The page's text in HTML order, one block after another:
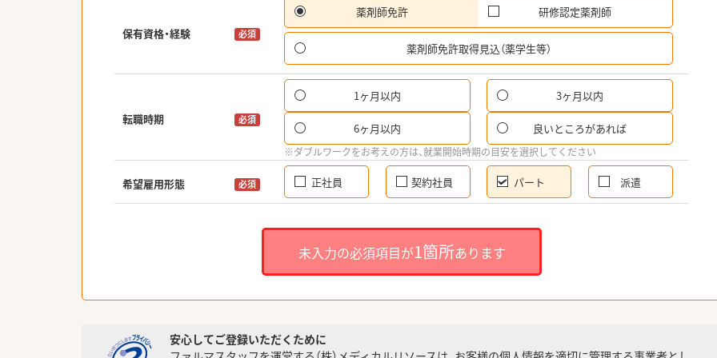
保有資格・経験 必須
薬剤師免許 研修認定薬剤師
薬剤師免許取得見込（薬学生等）
転職時期 必須
1ヶ月以内 3ヶ月以内
6ヶ月以内 良いところがあれば
※ダブルワークをお考えの方は、就業開始時期の目安を選択してください
希望雇用形態 必須 正社員 契約社員 パート 派遣
未入力の必須項目が1箇所あります
安心してご登録いただくために